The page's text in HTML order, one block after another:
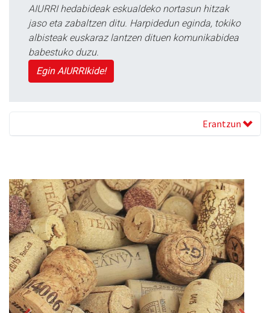
AIURRI hedabideak eskualdeko nortasun hitzak
jaso eta zabaltzen ditu. Harpidedun eginda, tokiko
albisteak euskaraz lantzen dituen komunikabidea
babestuko duzu.
Egin AIURRIkide!
Erantzun